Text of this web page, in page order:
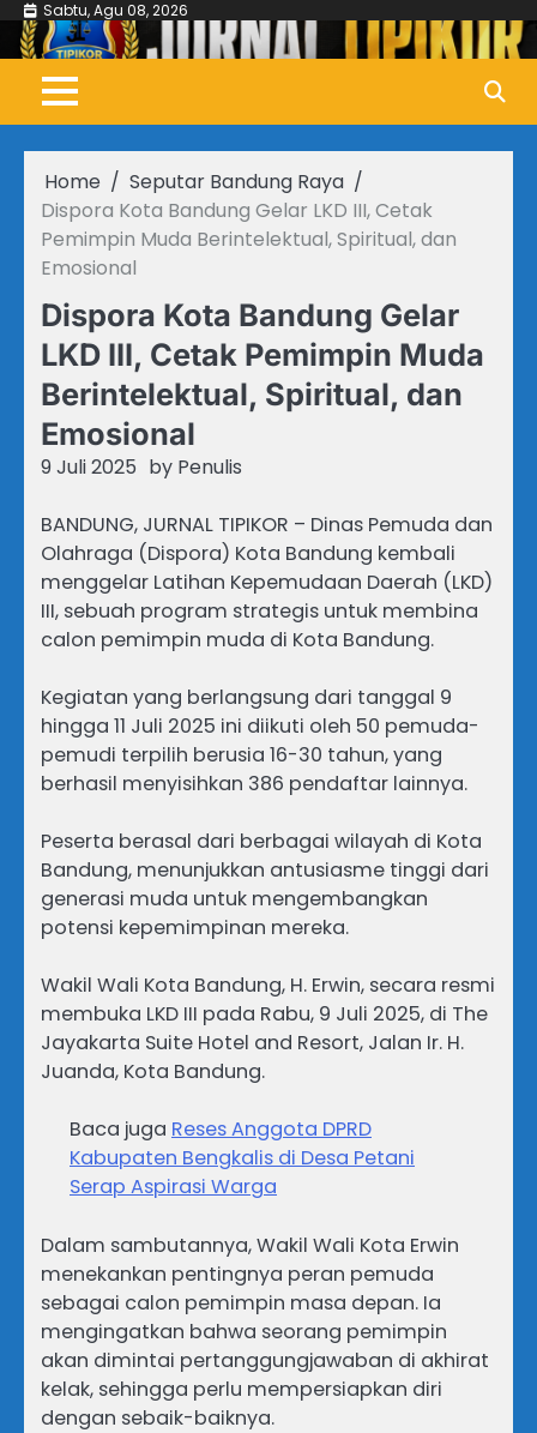
Skip
content
Sabtu, Agu 08, 2026
Home
Seputar Bandung Raya
Dispora Kota Bandung Gelar LKD III, Cetak
Pemimpin Muda Berintelektual, Spiritual, dan
Emosional
Dispora Kota Bandung Gelar
LKD III, Cetak Pemimpin Muda
Berintelektual, Spiritual, dan
Emosional
9 Juli 2025 by Penulis
BANDUNG, JURNAL TIPIKOR – Dinas Pemuda dan
Olahraga (Dispora) Kota Bandung kembali
menggelar Latihan Kepemudaan Daerah (LKD)
III, sebuah program strategis untuk membina
calon pemimpin muda di Kota Bandung.
Kegiatan yang berlangsung dari tanggal 9
hingga 11 Juli 2025 ini diikuti oleh 50 pemuda-
pemudi terpilih berusia 16-30 tahun, yang
berhasil menyisihkan 386 pendaftar lainnya.
Peserta berasal dari berbagai wilayah di Kota
Bandung, menunjukkan antusiasme tinggi dari
generasi muda untuk mengembangkan
potensi kepemimpinan mereka.
Wakil Wali Kota Bandung, H. Erwin, secara resmi
membuka LKD III pada Rabu, 9 Juli 2025, di The
Jayakarta Suite Hotel and Resort, Jalan Ir. H.
Juanda, Kota Bandung.
Baca juga Reses Anggota DPRD
Kabupaten Bengkalis di Desa Petani
Serap Aspirasi Warga
Dalam sambutannya, Wakil Wali Kota Erwin
menekankan pentingnya peran pemuda
sebagai calon pemimpin masa depan. Ia
mengingatkan bahwa seorang pemimpin
akan dimintai pertanggungjawaban di akhirat
kelak, sehingga perlu mempersiapkan diri
dengan sebaik-baiknya.